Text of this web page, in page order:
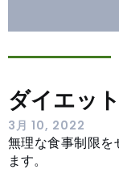
ダイエット
3月 10, 2022
無理な食事制限を
ます。